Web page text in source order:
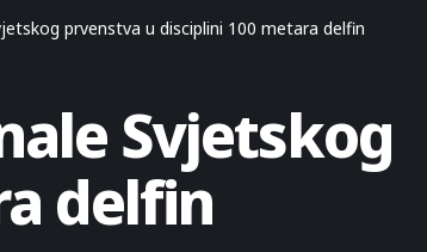
prvenstva u disciplini 100 metara delfin
Svjetskog
delfin